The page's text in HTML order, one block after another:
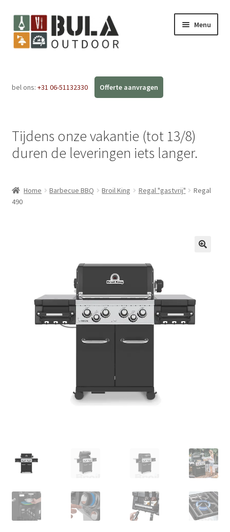
Menu
Webshop
FAQ
Contact
bel ons: +31 06-51132330
Tijdens onze vakantie (tot 13/8)
duren de leveringen iets langer.
Home Barbecue BBQ Broil King Regal "gastvrij"
Regal
490